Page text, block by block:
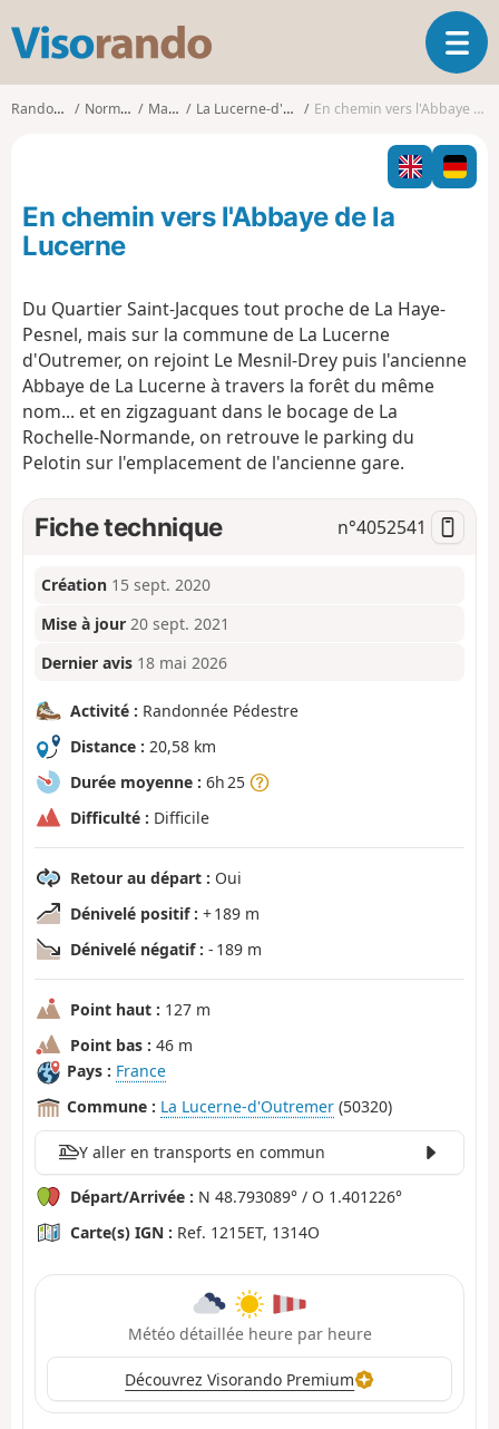
s
o
o
O
u
r
i
r
l
a
Randonnées Normandie Manche La Lucerne-d'Outremer En chemin vers l'Abbaye de la Lucerne
En chemin vers l'Abbaye de la
Lucerne
Du Quartier Saint-Jacques tout proche de La Haye-
Pesnel, mais sur la commune de La Lucerne
d'Outremer, on rejoint Le Mesnil-Drey puis l'ancienne
Abbaye de La Lucerne à travers la forêt du même
nom... et en zigzaguant dans le bocage de La
Rochelle-Normande, on retrouve le parking du
Pelotin sur l'emplacement de l'ancienne gare.
Fiche technique n°4052541
Création 15 sept. 2020
Mise à jour 20 sept. 2021
Dernier avis 18 mai 2026
Activité : Randonnée Pédestre
Distance : 20,58 km
Durée moyenne : 6h 25
Difficulté : Difficile
Retour au départ : Oui
Dénivelé positif : + 189 m
Dénivelé négatif : - 189 m
Point haut : 127 m
Point bas : 46 m
Pays : France
Commune : La Lucerne-d'Outremer (50320)
Y aller en transports en commun
Départ/Arrivée : N 48.793089° / O 1.401226°
Carte(s) IGN : Ref. 1215ET, 1314O
Météo détaillée heure par heure
Découvrez Visorando Premium